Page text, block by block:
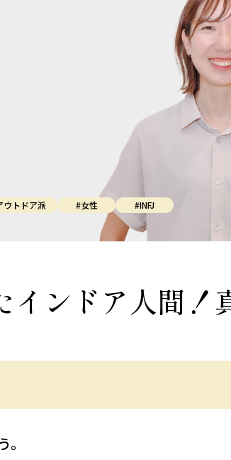
ウトドア派 #女性 #INFJ
インドア人間！